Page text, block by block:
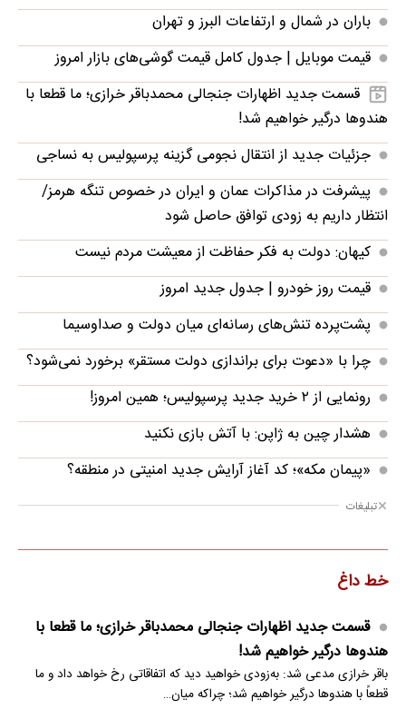
باران در شمال و ارتفاعات البرز و تهران
قیمت موبایل‌ | جدول کامل قیمت گوشی‌های بازار امروز
قسمت جدید اظهارات جنجالی محمدباقر خرازی؛ ما قطعا با
هندوها درگیر خواهیم شد!
جزئیات جدید از انتقال نجومی گزینه پرسپولیس به نساجی
پیشرفت در مذاکرات عمان و ایران در خصوص تنگه هرمز/
انتظار داریم به زودی توافق حاصل شود
کیهان: دولت به فکر حفاظت از معیشت مردم نیست
قیمت روز خودرو | جدول جدید امروز
پشت‌پرده تنش‌های رسانه‌ای میان دولت و صداوسیما
چرا با «دعوت برای براندازی دولت مستقر» برخورد نمی‌شود؟
رونمایی از ۲ خرید جدید پرسپولیس؛ همین امروز!
هشدار چین به ژاپن: با آتش بازی نکنید
«پیمان مکه»؛ کد آغاز آرایش جدید امنیتی در منطقه؟
تبلیغات
خط داغ
قسمت جدید اظهارات جنجالی محمدباقر خرازی؛ ما قطعا با
هندوها درگیر خواهیم شد!
باقر خرازی مدعی شد: به‌زودی خواهید دید که اتفاقاتی رخ خواهد داد و ما
قطعاً با هندوها درگیر خواهیم شد؛ چراکه میان…